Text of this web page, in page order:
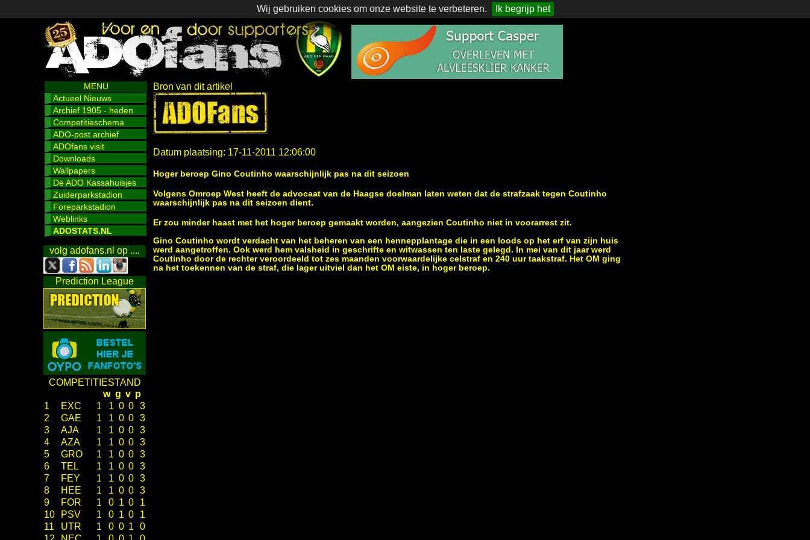
Wij gebruiken cookies om onze website te verbeteren. Ik begrijp het
MENU
Actueel Nieuws
Archief 1905 - heden
Competitieschema
ADO-post archief
ADOfans visit
Downloads
Wallpapers
De ADO Kassahuisjes
Zuiderparkstadion
Foreparkstadion
Weblinks
ADOSTATS.NL
volg adofans.nl op ....
Prediction League
COMPETITIESTAND
w g v p
1
EXC 1 1 0 0 3
2
GAE 1 1 0 0 3
3
AJA 1 1 0 0 3
4
AZA 1 1 0 0 3
5
GRO 1 1 0 0 3
6
TEL 1 1 0 0 3
7
FEY 1 1 0 0 3
8
HEE 1 1 0 0 3
9
FOR 1 0 1 0
1
10
PSV 1 0 1 0
1
11
UTR 1 0 0 1
0
Bron van dit artikel
Datum plaatsing: 17-11-2011 12:06:00
Hoger beroep Gino Coutinho waarschijnlijk pas na dit seizoen
Volgens Omroep West heeft de advocaat van de Haagse doelman laten weten dat de strafzaak tegen Coutinho
waarschijnlijk pas na dit seizoen dient.
Er zou minder haast met het hoger beroep gemaakt worden, aangezien Coutinho niet in voorarrest zit.
Gino Coutinho wordt verdacht van het beheren van een hennepplantage die in een loods op het erf van zijn huis
werd aangetroffen. Ook werd hem valsheid in geschrifte en witwassen ten laste gelegd. In mei van dit jaar werd
Coutinho door de rechter veroordeeld tot zes maanden voorwaardelijke celstraf en 240 uur taakstraf. Het OM ging
na het toekennen van de straf, die lager uitviel dan het OM eiste, in hoger beroep.